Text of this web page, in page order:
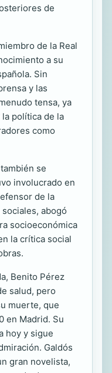
de
de la Real
a su
Sin
y las
tensa, ya
política de la
como
se
involucrado en
de la
abogó
socioeconómica
la crítica social
Benito Pérez
salud, pero
muerte, que
en Madrid. Su
hoy y sigue
Galdós
gran novelista,